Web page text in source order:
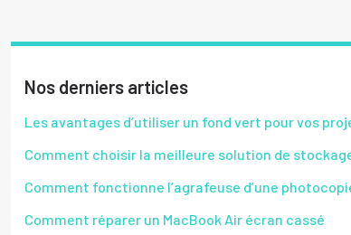
Nos derniers articles
Les avantages d’utiliser un fond vert pour vos
Comment choisir la meilleure solution de
Comment fonctionne l’agrafeuse d’une
Comment réparer un MacBook Air écran cassé